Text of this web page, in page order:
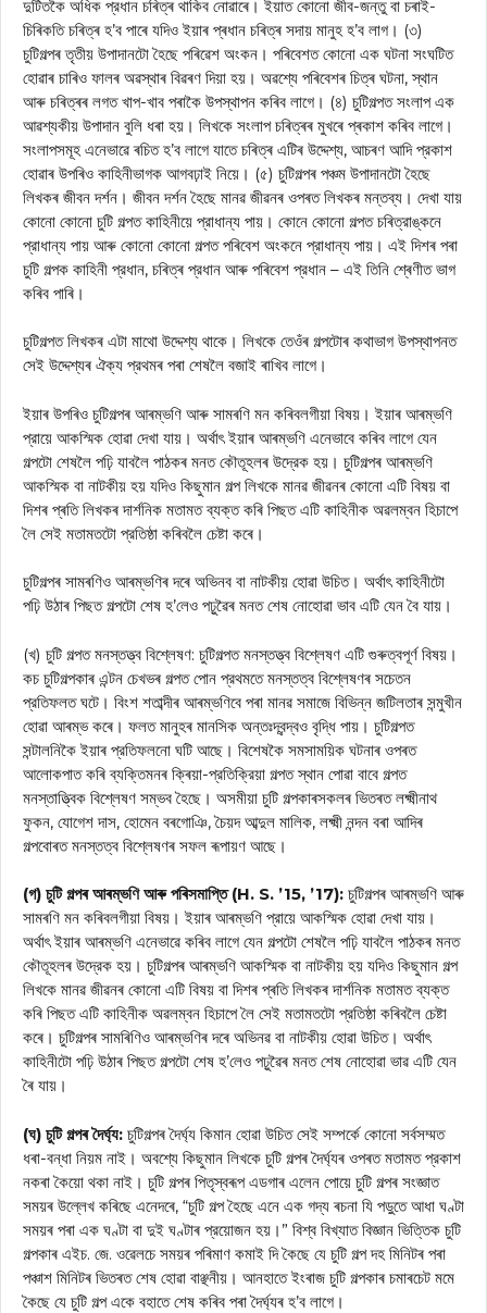
দুটিতকৈ অধিক প্রধান চৰিত্ৰ থাকিব নোৱাৰে। ইয়াত কোনো জীব-জন্তু বা চৰাই-
চিৰিকতি চৰিত্ৰ হ’ব পাৰে যদিও ইয়াৰ প্ৰধান চৰিত্ৰ সদায় মানুহ হ’ব লাগ। (৩)
চুটিগল্পৰ তৃতীয় উপাদানটো হৈছে পৰিৱেশ অংকন। পৰিবেশত কোনো এক ঘটনা সংঘটিত
হোৱাৰ চাৰিও ফালৰ অৱস্থাৰ বিৱৰণ দিয়া হয়। অৱশ্যে পৰিবেশৰ চিত্ৰ ঘটনা, স্থান
আৰু চৰিত্ৰৰ লগত খাপ-খাব পৰাকৈ উপস্থাপন কৰিব লাগে। (৪) চুটিগল্পত সংলাপ এক
আৱশ্যকীয় উপাদান বুলি ধৰা হয়। লিখকে সংলাপ চৰিত্ৰৰ মুখৰে প্ৰকাশ কৰিব লাগে।
সংলাপসমূহ এনেভাৱে ৰচিত হ’ব লাগে যাতে চৰিত্ৰ এটিৰ উদ্দেশ্য, আচৰণ আদি প্রকাশ
হোৱাৰ উপৰিও কাহিনীভাগক আগবঢ়াই নিয়ে। (৫) চুটিগল্পৰ পঞ্চম উপাদানটো হৈছে
লিখকৰ জীবন দর্শন। জীবন দর্শন হৈছে মানৱ জীৱনৰ ওপৰত লিখকৰ মন্তব্য। দেখা যায়
কোনো কোনো চুটি গল্পত কাহিনীয়ে প্রাধান্য পায়। কোনে কোনো গল্পত চৰিত্রাঙ্কনে
প্রাধান্য পায় আৰু কোনো কোনো গল্পত পৰিবেশ অংকনে প্রাধান্য পায়। এই দিশৰ পৰা
চুটি গল্পক কাহিনী প্রধান, চৰিত্ৰ প্রধান আৰু পৰিবেশ প্রধান – এই তিনি শ্ৰেণীত ভাগ
কৰিব পাৰি।
চুটিগল্পত লিখকৰ এটা মাথো উদ্দেশ্য থাকে। লিখকে তেওঁৰ গল্পটোৰ কথাভাগ উপস্থাপনত
সেই উদ্দেশ্যৰ ঐক্য প্রথমৰ পৰা শেষলৈ বজাই ৰাখিব লাগে।
ইয়াৰ উপৰিও চুটিগল্পৰ আৰম্ভণি আৰু সামৰণি মন কৰিবলগীয়া বিষয়। ইয়াৰ আৰম্ভণি
প্রায়ে আকস্মিক হোৱা দেখা যায়। অর্থাৎ ইয়াৰ আৰম্ভণি এনেভাবে কৰিব লাগে যেন
গল্পটো শেষলৈ পঢ়ি যাবলৈ পাঠকৰ মনত কৌতূহলৰ উদ্রেক হয়। চুটিগল্পৰ আৰম্ভণি
আকস্মিক বা নাটকীয় হয় যদিও কিছুমান গল্প লিখকে মানৱ জীৱনৰ কোনো এটি বিষয় বা
দিশৰ প্ৰতি লিখকৰ দার্শনিক মতামত ব্যক্ত কৰি পিছত এটি কাহিনীক অৱলম্বন হিচাপে
লৈ সেই মতামতটো প্রতিষ্ঠা কৰিবলৈ চেষ্টা কৰে।
চুটিগল্পৰ সামৰণিও আৰম্ভণিৰ দৰে অভিনব বা নাটকীয় হোৱা উচিত। অর্থাৎ কাহিনীটো
পঢ়ি উঠাৰ পিছত গল্পটো শেষ হ’লেও পঢ়ুৱৈৰ মনত শেষ নোহোৱা ভাব এটি যেন বৈ যায়।
(খ) চুটি গল্পত মনস্তত্ত্ব বিশ্লেষণ: চুটিগল্পত মনস্তত্ত্ব বিশ্লেষণ এটি গুৰুত্বপূর্ণ বিষয়।
কচ চুটিগল্পকাৰ এন্টন চেখভৰ গল্পত পোন প্রথমতে মনস্তত্ব বিশ্লেষণৰ সচেতন
প্রতিফলত ঘটে। বিংশ শতাব্দীৰ আৰম্ভণিবে পৰা মানৱ সমাজে বিভিন্ন জটিলতাৰ সন্মুখীন
হোৱা আৰম্ভ কৰে। ফলত মানুহৰ মানসিক অন্তঃদ্বন্দ্বও বৃদ্ধি পায়। চুটিগল্পত
সন্টালনিকৈ ইয়াৰ প্রতিফলনো ঘটি আছে। বিশেষকৈ সমসাময়িক ঘটনাৰ ওপৰত
আলোকপাত কৰি ব্যক্তিমনৰ ক্ৰিয়া-প্রতিক্রিয়া গল্পত স্থান পোৱা বাবে গল্পত
মনস্তাত্ত্বিক বিশ্লেষণ সম্ভব হৈছে। অসমীয়া চুটি গল্পকাৰসকলৰ ভিতৰত লক্ষ্মীনাথ
ফুকন, যোগেশ দাস, হোমেন বৰগোঞি, চৈয়দ আব্দুল মালিক, লক্ষ্মী নন্দন বৰা আদিৰ
গল্পবোৰত মনস্তত্ব বিশ্লেষণৰ সফল ৰূপায়ণ আছে।
(গ) চুটি গল্পৰ আৰম্ভণি আৰু পৰিসমাপ্তি (H. S. ’15, ’17): চুটিগল্পৰ আৰম্ভণি আৰু
সামৰণি মন কৰিবলগীয়া বিষয়। ইয়াৰ আৰম্ভণি প্রায়ে আকস্মিক হোৱা দেখা যায়।
অর্থাৎ ইয়াৰ আৰম্ভণি এনেভাৱে কৰিব লাগে যেন গল্পটো শেষলৈ পঢ়ি যাবলৈ পাঠকৰ মনত
কৌতূহলৰ উদ্রেক হয়। চুটিগল্পৰ আৰম্ভণি আকস্মিক বা নাটকীয় হয় যদিও কিছুমান গল্প
লিখকে মানৱ জীৱনৰ কোনো এটি বিষয় বা দিশৰ প্ৰতি লিখকৰ দাৰ্শনিক মতামত ব্যক্ত
কৰি পিছত এটি কাহিনীক অৱলম্বন হিচাপে লৈ সেই মতামতটো প্রতিষ্ঠা কৰিবলৈ চেষ্টা
কৰে। চুটিগল্পৰ সামৰিণিও আৰম্ভণিৰ দৰে অভিনৱ বা নাটকীয় হোৱা উচিত। অর্থাৎ
কাহিনীটো পঢ়ি উঠাৰ পিছত গল্পটো শেষ হ’লেও পঢ়ুৱৈৰ মনত শেষ নোহোৱা ভাৱ এটি যেন
ৰৈ যায়।
(ঘ) চুটি গল্পৰ দৈর্ঘ্য: চুটিগল্পৰ দৈর্ঘ্য কিমান হোৱা উচিত সেই সম্পর্কে কোনো সৰ্বসম্মত
ধৰা-বন্ধা নিয়ম নাই। অবশ্যে কিছুমান লিখকে চুটি গল্পৰ দৈৰ্ঘ্যৰ ওপৰত মতামত প্রকাশ
নকৰা কৈয়ো থকা নাই। চুটি গল্পৰ পিতৃস্বৰূপ এডগাৰ এলেন পোয়ে চুটি গল্পৰ সংজ্ঞাত
সময়ৰ উল্লেখ কৰিছে এনেদৰে, “চুটি গল্প হৈছে এনে এক গদ্য ৰচনা যি পড়ুতে আধা ঘণ্টা
সময়ৰ পৰা এক ঘণ্টা বা দুই ঘণ্টাৰ প্রয়োজন হয়।” বিশ্ব বিখ্যাত বিজ্ঞান ভিত্তিক চুটি
গল্পকাৰ এইচ. জে. ওৱেলচে সময়ৰ পৰিমাণ কমাই দি কৈছে যে চুটি গল্প দহ মিনিটৰ পৰা
পঞ্চাশ মিনিটৰ ভিতৰত শেষ হোৱা বাঞ্ছনীয়। আনহাতে ইংৰাজ চুটি গল্পকাৰ চমাৰচেট মমে
কৈছে যে চুটি গল্প একে বহাতে শেষ কৰিব পৰা দৈৰ্ঘ্যৰ হ’ব লাগে।